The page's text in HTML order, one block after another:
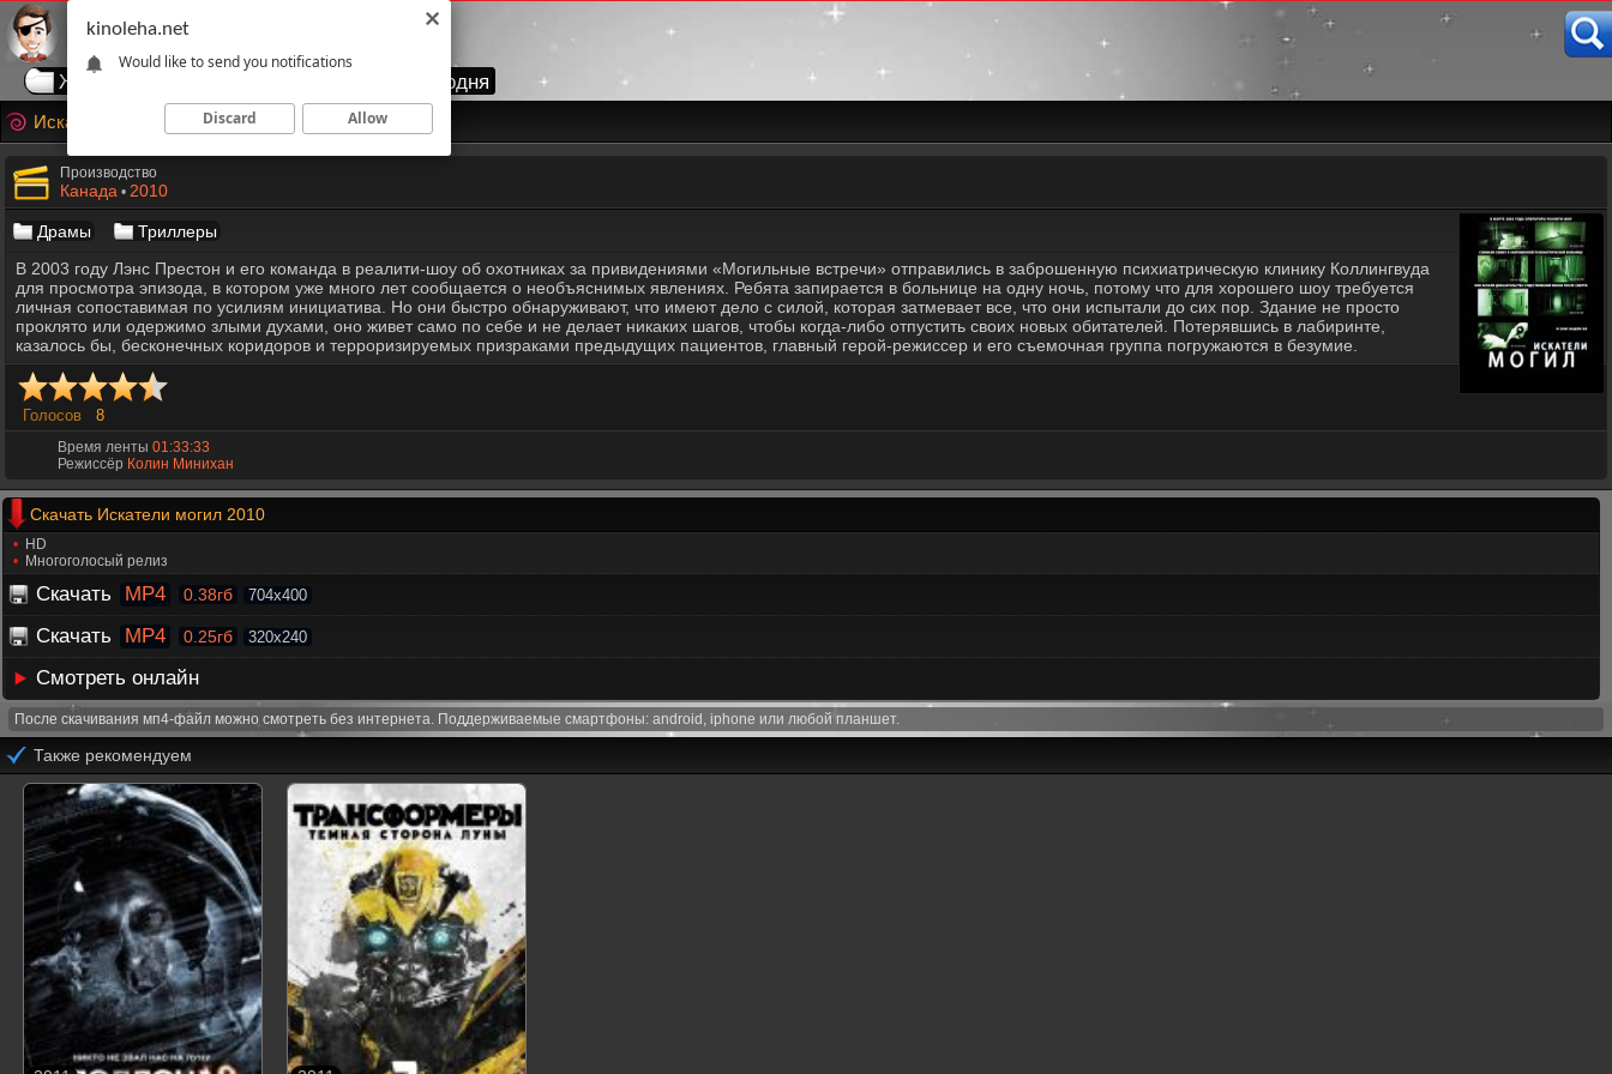
Жанры Топ сегодня
Искатели могил
Производство
Канада • 2010
Драмы
Триллеры
В 2003 году Лэнс Престон и его команда в реалити-шоу об охотниках за привидениями «Могильные встречи» отправились в заброшенную психиатрическую клинику Коллингвуда
для просмотра эпизода, в котором уже много лет сообщается о необъяснимых явлениях. Ребята запирается в больнице на одну ночь, потому что для хорошего шоу требуется
личная сопоставимая по усилиям инициатива. Но они быстро обнаруживают, что имеют дело с силой, которая затмевает все, что они испытали до сих пор. Здание не просто
проклято или одержимо злыми духами, оно живет само по себе и не делает никаких шагов, чтобы когда-либо отпустить своих новых обитателей. Потерявшись в лабиринте,
казалось бы, бесконечных коридоров и терроризируемых призраками предыдущих пациентов, главный герой-режиссер и его съемочная группа погружаются в безумие.
Голосов 8
Время ленты 01:33:33
Режиссёр Колин Минихан
Скачать Искатели могил 2010
HD
Многоголосый релиз
Скачать MP4 0.38гб 704x400
Скачать MP4 0.25гб 320x240
Смотреть онлайн
После скачивания мп4-файл можно смотреть без интернета. Поддерживаемые смартфоны: android, iphone или любой планшет.
Также рекомендуем
kinoleha.net
Would like to send you notifications
Discard Allow